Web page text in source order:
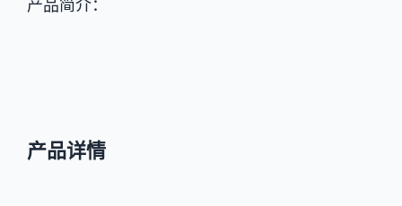
产品简介：
产品详情